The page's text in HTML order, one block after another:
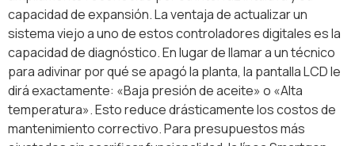
capacidad de expansión. La ventaja de actualizar un
sistema viejo a uno de estos controladores digitales es la
capacidad de diagnóstico. En lugar de llamar a un técnico
para adivinar por qué se apagó la planta, la pantalla LCD le
dirá exactamente: «Baja presión de aceite» o «Alta
temperatura». Esto reduce drásticamente los costos de
mantenimiento correctivo. Para presupuestos más